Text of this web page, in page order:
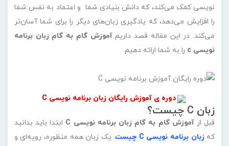
نویسی کمک می‌کند، که دانش بنیادی شما و اعتماد به نفس شما
را افزایش می‌دهد، که یادگیری زبان‌های دیگر را برای شما آسان‌تر
می‌کند. در این مقاله قصد داریمآموزش گام به گام زبان برنامه
نویسی c
را به شما ارائه دهیم.
دوره ی آموزش رایگان زبان برنامه نویسی C
زبان C چیست؟
قبل از آموزش گام به گام زبان برنامه نویسی C
ابتدا باید بدانید
کهزبان برنامه نویسی C چیست
. یک زبان همه منظوره، رویه‌ای و